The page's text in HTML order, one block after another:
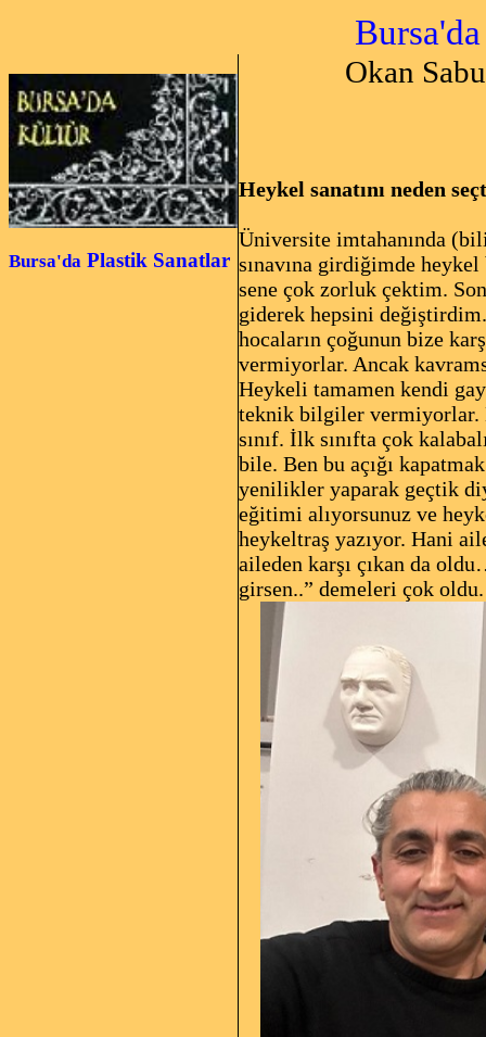
Bursa'da
Bursa'da Plastik Sanatlar
Okan
Heykel sanatını neden
Üniversite imtahanında
sınavına girdiğimde
sene çok zorluk çektim.
giderek hepsini
hocaların çoğunun bize
vermiyorlar. Ancak
Heykeli tamamen kendi
teknik bilgiler vermiyorlar.
sınıf. İlk sınıfta çok
bile. Ben bu açığı
yenilikler yaparak geçtik
eğitimi alıyorsunuz ve
heykeltraş yazıyor. Hani
aileden karşı çıkan da
girsen..” demeleri çok